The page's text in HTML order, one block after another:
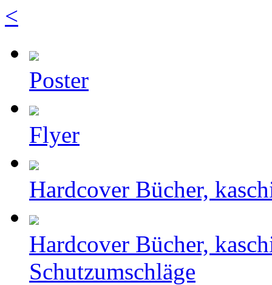
<
Poster
Flyer
Hardcover Bücher,
Hardcover Bücher,
Schutzumschläge